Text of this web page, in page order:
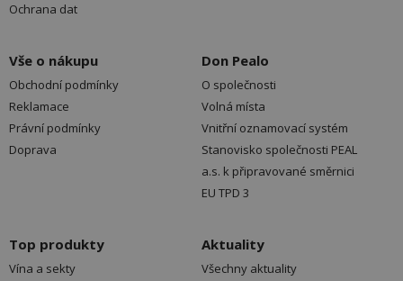
Ochrana dat
Vše o nákupu
Obchodní podmínky
Reklamace
Právní podmínky
Doprava
Don Pealo
O společnosti
Volná místa
Vnitřní oznamovací systém
Stanovisko společnosti PEAL
a.s. k připravované směrnici
EU TPD 3
Top produkty
Vína a sekty
Aktuality
Všechny aktuality